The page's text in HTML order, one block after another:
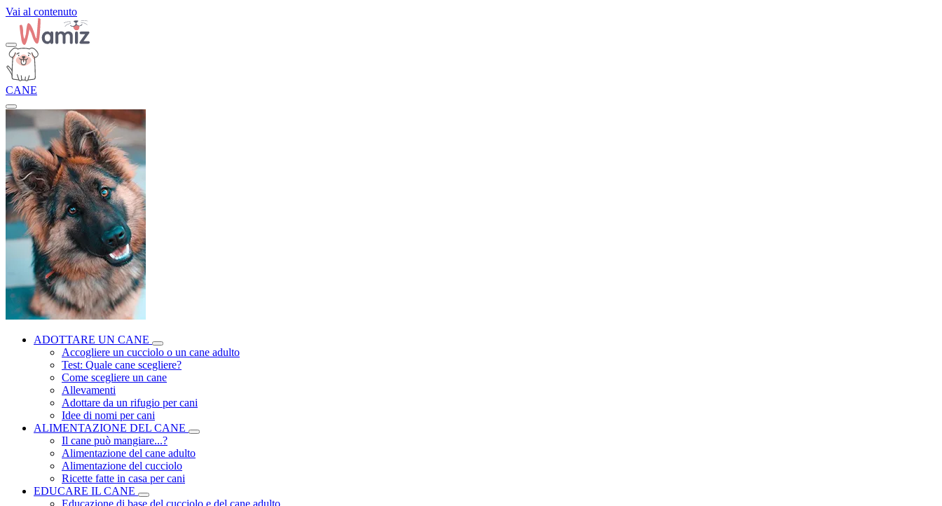
Vai al contenuto
CANE
ADOTTARE UN CANE
Accogliere un cucciolo o un cane adulto
Test: Quale cane scegliere?
Come scegliere un cane
Allevamenti
Adottare da un rifugio per cani
Idee di nomi per cani
ALIMENTAZIONE DEL CANE
Il cane può mangiare...?
Alimentazione del cane adulto
Alimentazione del cucciolo
Ricette fatte in casa per cani
EDUCARE IL CANE
Educazione di base del cucciolo e del cane adulto